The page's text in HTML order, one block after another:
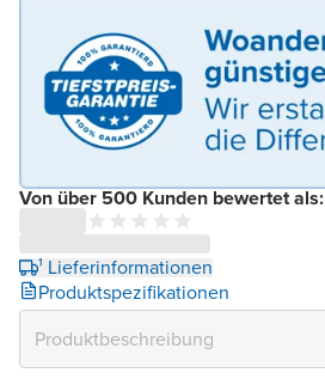
Von über 500 Kunden bewertet als:
¹ Lieferinformationen
Produktspezifikationen